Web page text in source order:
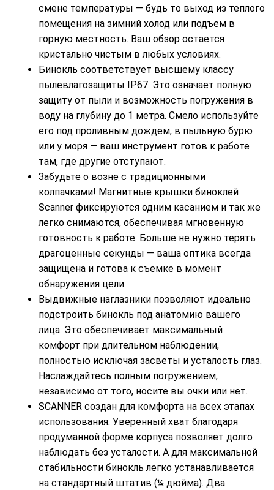
смене температуры — будь то выход из теплого
помещения на зимний холод или подъем в
горную местность. Ваш обзор остается
кристально чистым в любых условиях.
Бинокль соответствует высшему классу
пылевлагозащиты IP67. Это означает полную
защиту от пыли и возможность погружения в
воду на глубину до 1 метра. Смело используйте
его под проливным дождем, в пыльную бурю
или у моря — ваш инструмент готов к работе
там, где другие отступают.
Забудьте о возне с традиционными
колпачками! Магнитные крышки биноклей
Scanner фиксируются одним касанием и так же
легко снимаются, обеспечивая мгновенную
готовность к работе. Больше не нужно терять
драгоценные секунды — ваша оптика всегда
защищена и готова к съемке в момент
обнаружения цели.
Выдвижные наглазники позволяют идеально
подстроить бинокль под анатомию вашего
лица. Это обеспечивает максимальный
комфорт при длительном наблюдении,
полностью исключая засветы и усталость глаз.
Наслаждайтесь полным погружением,
независимо от того, носите вы очки или нет.
SCANNER создан для комфорта на всех этапах
использования. Уверенный хват благодаря
продуманной форме корпуса позволяет долго
наблюдать без усталости. А для максимальной
стабильности бинокль легко устанавливается
на стандартный штатив (¼ дюйма). Два